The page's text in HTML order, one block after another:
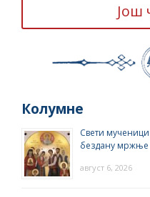
Још
Колумне
Свети
бездану мржње
август 6, 2026